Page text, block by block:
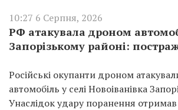
10:27 6 Серпня, 2026
РФ атакувала дроном
Запорізькому районі:
Російські окупанти дроном
автомобіль у селі Новоіванівка
Унаслідок удару поранення отримав